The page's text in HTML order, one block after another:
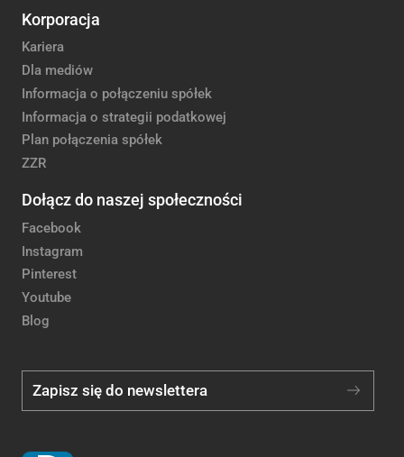
Korporacja
Kariera
Dla mediów
Informacja o połączeniu spółek
Informacja o strategii podatkowej
Plan połączenia spółek
ZZR
Dołącz do naszej społeczności
Facebook
Instagram
Pinterest
Youtube
Blog
Zapisz się do newslettera